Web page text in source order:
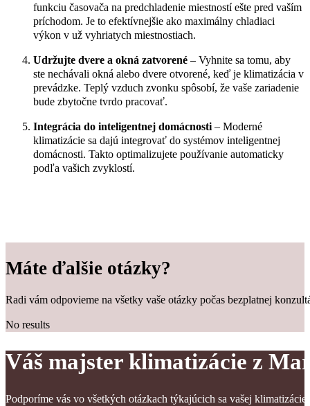
funkciu časovača na predchladenie miestností ešte pred vaším
príchodom. Je to efektívnejšie ako maximálny chladiaci
výkon v už vyhriatych miestnostiach.
Udržujte dvere a okná zatvorené – Vyhnite sa tomu, aby
ste nechávali okná alebo dvere otvorené, keď je klimatizácia v
prevádzke. Teplý vzduch zvonku spôsobí, že vaše zariadenie
bude zbytočne tvrdo pracovať.
Integrácia do inteligentnej domácnosti – Moderné
klimatizácie sa dajú integrovať do systémov inteligentnej
domácnosti. Takto optimalizujete používanie automaticky
podľa vašich zvyklostí.
Máte ďalšie otázky?
Radi vám odpovieme na všetky vaše otázky počas bezplatnej
No results
Váš majster klimatizácie z
Podporíme vás vo všetkých otázkach týkajúcich sa vašej